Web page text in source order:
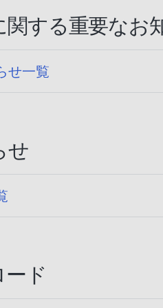
関する重要なお
せ一覧
せ
ド